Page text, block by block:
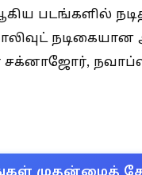
படங்களில்
நடிகையான
சக்னாஜோர்,
முதன்மைத்